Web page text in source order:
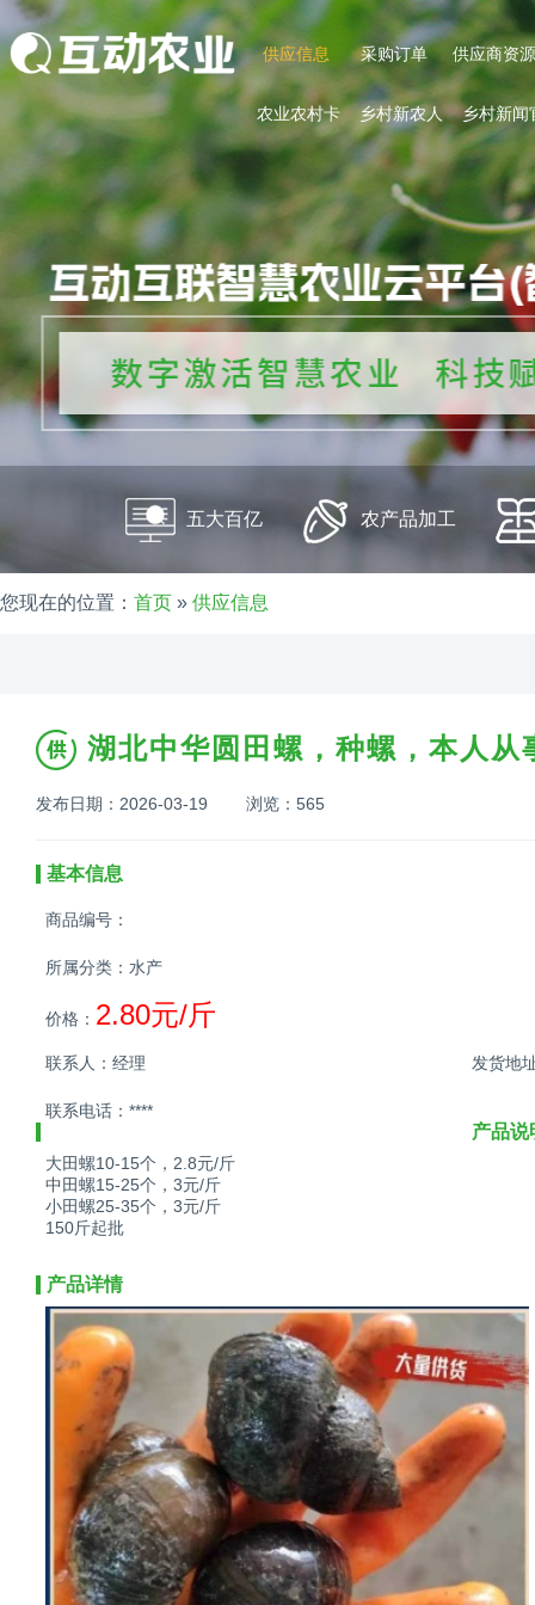
供应信息 采购订单 供应商资
农业农村卡 乡村新农人 乡村新闻
五大百亿 农产品加工
您现在的位置： 首页 » 供应信息
湖北中华圆田螺，种螺，本人
发布日期：2026-03-19 浏览： 565
基本信息
商品编号：
所属分类：水产
价格： 2.80元/斤
联系人：经理
联系电话：****
发货地
产品说
大田螺10-15个，2.8元/斤
中田螺15-25个，3元/斤
小田螺25-35个，3元/斤
150斤起批
产品详情